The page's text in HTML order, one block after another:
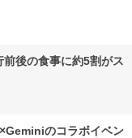
前後の食事に約5割がス
のコラボイベン